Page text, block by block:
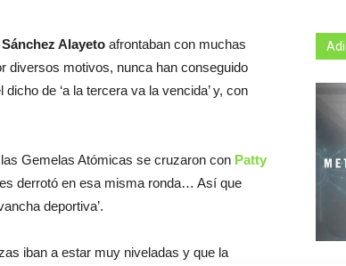
Alayeto afrontaban con muchas
diversos motivos, nunca han conseguido
de ‘a la tercera va la vencida’ y, con
Gemelas Atómicas se cruzaron con Patty
derrotó en esa misma ronda… Así que
deportiva’.
iban a estar muy niveladas y que la